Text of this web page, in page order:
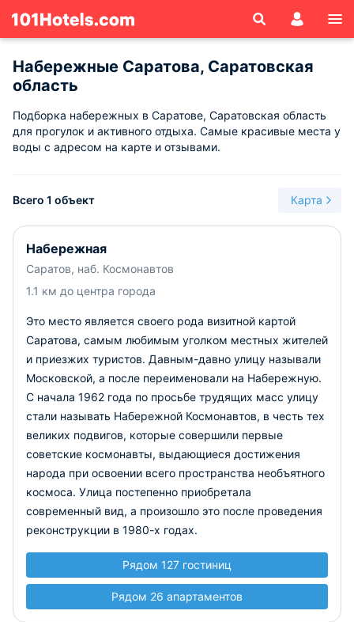
Набережные Саратова, Саратовская
область
Подборка набережных в Саратове, Саратовская область
для прогулок и активного отдыха. Самые красивые места у
воды с адресом на карте и отзывами.
Всего 1 объект Карта
Набережная
Саратов, наб. Космонавтов
1.1 км до центра города
Это место является своего рода визитной картой
Саратова, самым любимым уголком местных жителей
и приезжих туристов. Давным-давно улицу называли
Московской, а после переименовали на Набережную.
С начала 1962 года по просьбе трудящих масс улицу
стали называть Набережной Космонавтов, в честь тех
великих подвигов, которые совершили первые
советские космонавты, выдающиеся достижения
народа при освоении всего пространства необъятного
космоса. Улица постепенно приобретала
современный вид, а произошло это после проведения
реконструкции в 1980-х годах.
Рядом 127 гостиниц
Рядом 26 апартаментов